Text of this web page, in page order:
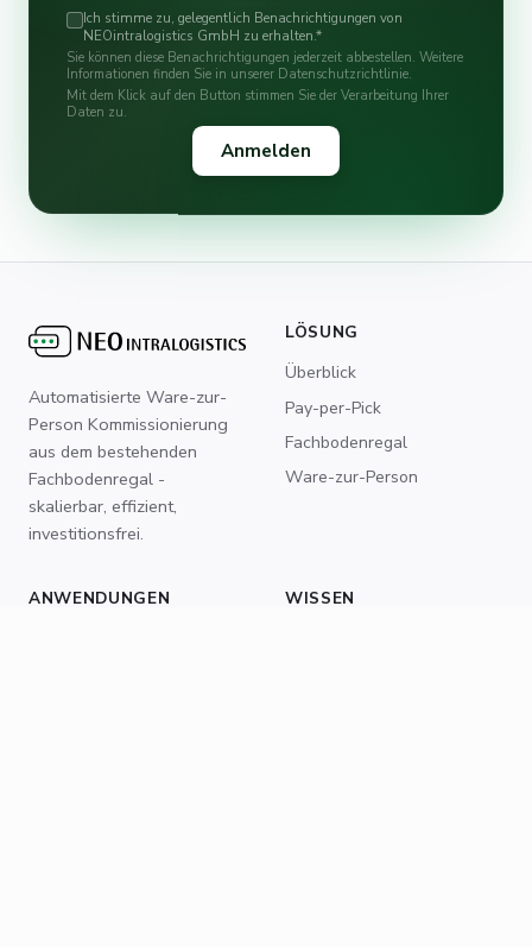
Ich stimme zu, gelegentlich Benachrichtigungen von
NEOintralogistics GmbH zu erhalten.*
Sie können diese Benachrichtigungen jederzeit abbestellen. Weitere
Informationen finden Sie in unserer Datenschutzrichtlinie.
Mit dem Klick auf den Button stimmen Sie der Verarbeitung Ihrer
Daten zu.
Automatisierte Ware-zur-
Person Kommissionierung
aus dem bestehenden
Fachbodenregal -
skalierbar, effizient,
investitionsfrei.
LÖSUNG
Überblick
Pay-per-Pick
Fachbodenregal
Ware-zur-Person
ANWENDUNGEN
WISSEN